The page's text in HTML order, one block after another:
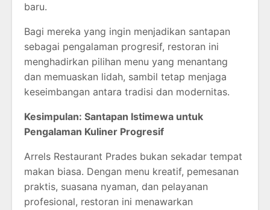
baru.
Bagi mereka yang ingin menjadikan santapan
sebagai pengalaman progresif, restoran ini
menghadirkan pilihan menu yang menantang
dan memuaskan lidah, sambil tetap menjaga
keseimbangan antara tradisi dan modernitas.
Kesimpulan: Santapan Istimewa untuk
Pengalaman Kuliner Progresif
Arrels Restaurant Prades bukan sekadar tempat
makan biasa. Dengan menu kreatif, pemesanan
praktis, suasana nyaman, dan pelayanan
profesional, restoran ini menawarkan